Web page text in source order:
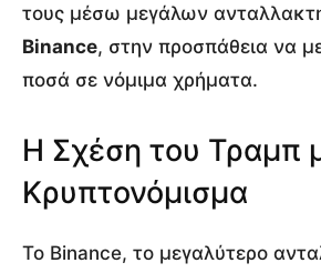
τους μέσω μεγάλων
Binance, στην προσπάθεια να
ποσά σε νόμιμα χρήματα.
Η Σχέση του Τραμπ
Κρυπτονόμισμα
Το Binance, το μεγαλύτερο